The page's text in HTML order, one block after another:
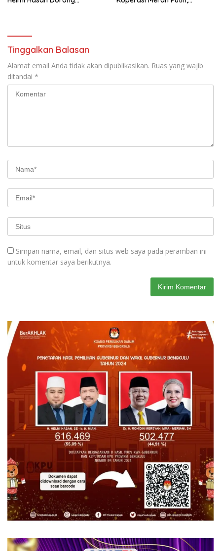
Tinggalkan Balasan
Alamat email Anda tidak akan dipublikasikan. Ruas yang wajib
ditandai *
Simpan nama, email, dan situs web saya pada peramban ini
untuk komentar saya berikutnya.